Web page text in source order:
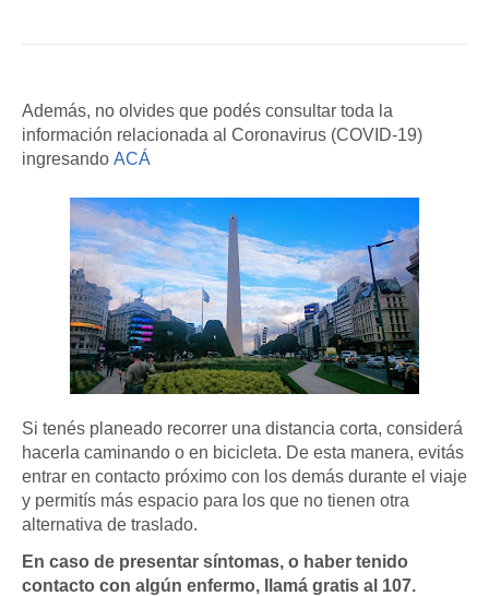
Además, no olvides que podés consultar toda la
información relacionada al Coronavirus (COVID-19)
ingresando ACÁ
Si tenés planeado recorrer una distancia corta, considerá
hacerla caminando o en bicicleta. De esta manera, evitás
entrar en contacto próximo con los demás durante el viaje
y permitís más espacio para los que no tienen otra
alternativa de traslado.
En caso de presentar síntomas, o haber tenido
contacto con algún enfermo, llamá gratis al 107.